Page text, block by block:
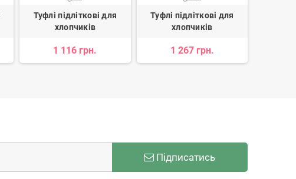
Туфлі підліткові для
хлопчиків
1 116 грн.
Туфлі підліткові для
хлопчиків
1 267 грн.
Підписатись